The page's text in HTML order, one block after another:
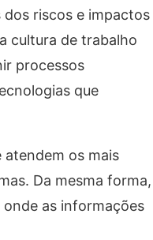
riscos e impactos
cultura de trabalho
processos
que
os mais
Da mesma forma,
as informações